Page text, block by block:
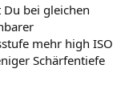
bei gleichen
mehr high ISO
Schärfentiefe